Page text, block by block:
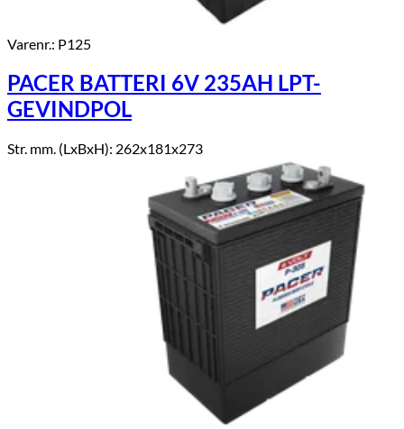
Varenr.: P125
PACER BATTERI 6V 235AH LPT-
GEVINDPOL
Str. mm. (LxBxH): 262x181x273